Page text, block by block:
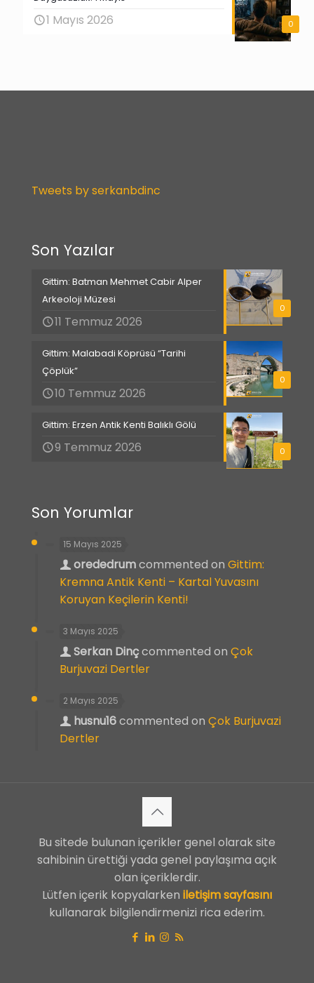
0
1 Mayıs 2026
Tweets by serkanbdinc
Son Yazılar
0
Gittim: Batman Mehmet Cabir Alper
Arkeoloji Müzesi
11 Temmuz 2026
0
Gittim: Malabadi Köprüsü “Tarihi
Çöplük”
10 Temmuz 2026
0
Gittim: Erzen Antik Kenti Balıklı Gölü
9 Temmuz 2026
Son Yorumlar
15 Mayıs 2025
orededrumcommented on Gittim:
Kremna Antik Kenti – Kartal Yuvasını
Koruyan Keçilerin Kenti!
3 Mayıs 2025
Serkan Dinçcommented on Çok
Burjuvazi Dertler
2 Mayıs 2025
husnu16commented on Çok Burjuvazi
Dertler
Bu sitede bulunan içerikler genel olarak site
sahibinin ürettiği yada genel paylaşıma açık
olan içeriklerdir.
Lütfen içerik kopyalarken iletişim sayfasını
kullanarak bilgilendirmenizi rica ederim.